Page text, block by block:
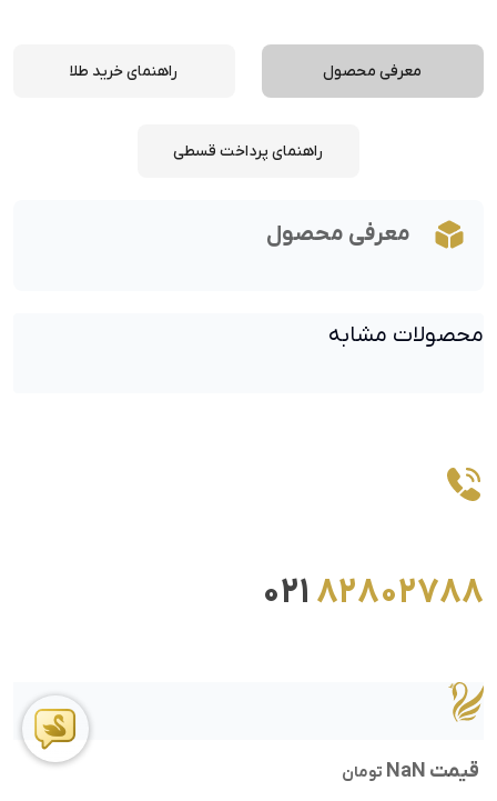
قیمت NaN تومان
معرفی محصول راهنمای خرید طلا
راهنمای پرداخت قسطی
معرفی محصول
محصولات مشابه
82802788
021